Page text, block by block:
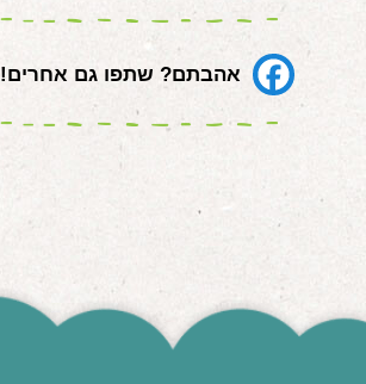
אהבתם? שתפו גם אחרים!